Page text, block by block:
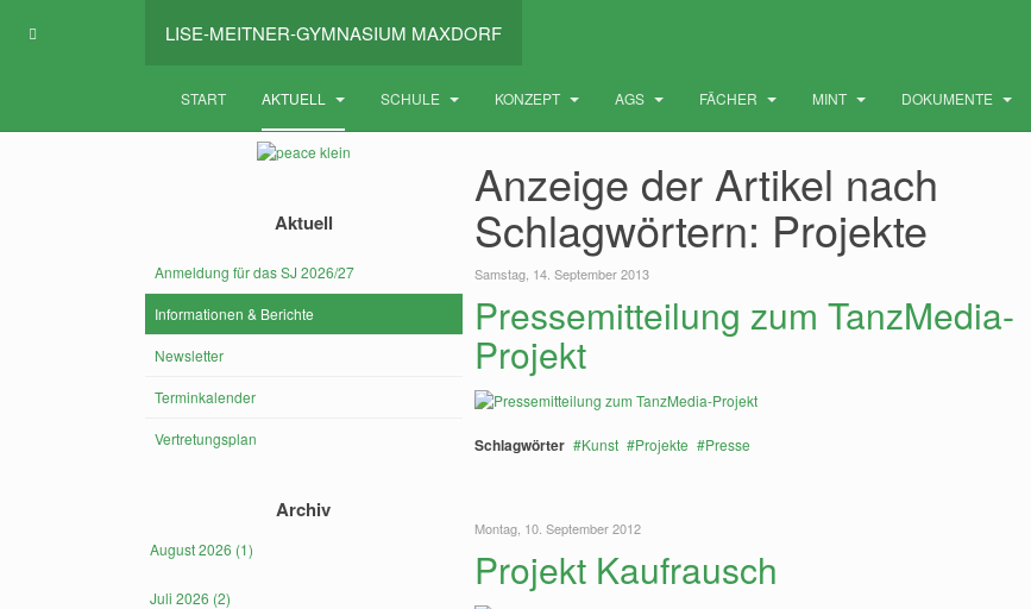
LISE-MEITNER-GYMNASIUM MAXDORF
START AKTUELL SCHULE KONZEPT AGS FÄCHER MINT DOKUMENTE
Anzeige der Artikel nach
Schlagwörtern: Projekte
Samstag, 14. September 2013
Pressemitteilung zum TanzMedia-
Projekt
Schlagwörter Kunst Projekte Presse
Montag, 10. September 2012
Projekt Kaufrausch
Aktuell
Anmeldung für das SJ 2026/27
Informationen & Berichte
Newsletter
Terminkalender
Vertretungsplan
Archiv
August 2026 (1)
Juli 2026 (2)